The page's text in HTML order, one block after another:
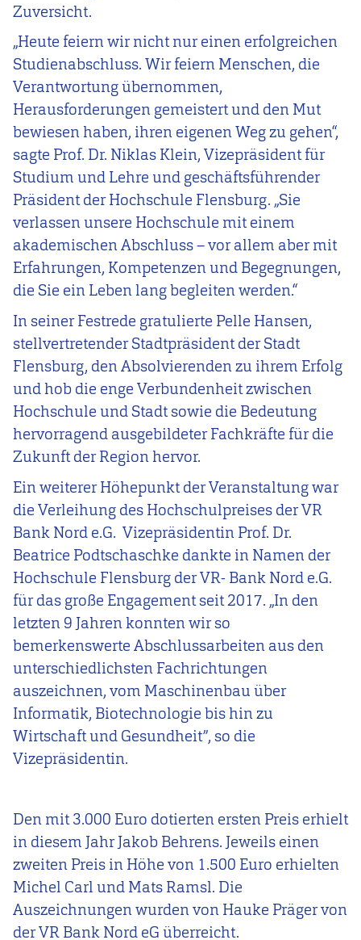
Zuversicht.
„Heute feiern wir nicht nur einen erfolgreichen
Studienabschluss. Wir feiern Menschen, die
Verantwortung übernommen,
Herausforderungen gemeistert und den Mut
bewiesen haben, ihren eigenen Weg zu gehen“,
sagte Prof. Dr. Niklas Klein, Vizepräsident für
Studium und Lehre und geschäftsführender
Präsident der Hochschule Flensburg. „Sie
verlassen unsere Hochschule mit einem
akademischen Abschluss – vor allem aber mit
Erfahrungen, Kompetenzen und Begegnungen,
die Sie ein Leben lang begleiten werden.“
In seiner Festrede gratulierte Pelle Hansen,
stellvertretender Stadtpräsident der Stadt
Flensburg, den Absolvierenden zu ihrem Erfolg
und hob die enge Verbundenheit zwischen
Hochschule und Stadt sowie die Bedeutung
hervorragend ausgebildeter Fachkräfte für die
Zukunft der Region hervor.
Ein weiterer Höhepunkt der Veranstaltung war
die Verleihung des Hochschulpreises der VR
Bank Nord e.G. Vizepräsidentin Prof. Dr.
Beatrice Podtschaschke dankte in Namen der
Hochschule Flensburg der VR- Bank Nord e.G.
für das große Engagement seit 2017. „In den
letzten 9 Jahren konnten wir so
bemerkenswerte Abschlussarbeiten aus den
unterschiedlichsten Fachrichtungen
auszeichnen, vom Maschinenbau über
Informatik, Biotechnologie bis hin zu
Wirtschaft und Gesundheit”, so die
Vizepräsidentin.
Den mit 3.000 Euro dotierten ersten Preis erhielt
in diesem Jahr Jakob Behrens. Jeweils einen
zweiten Preis in Höhe von 1.500 Euro erhielten
Michel Carl und Mats Ramsl. Die
Auszeichnungen wurden von Hauke Präger von
der VR Bank Nord eG überreicht.